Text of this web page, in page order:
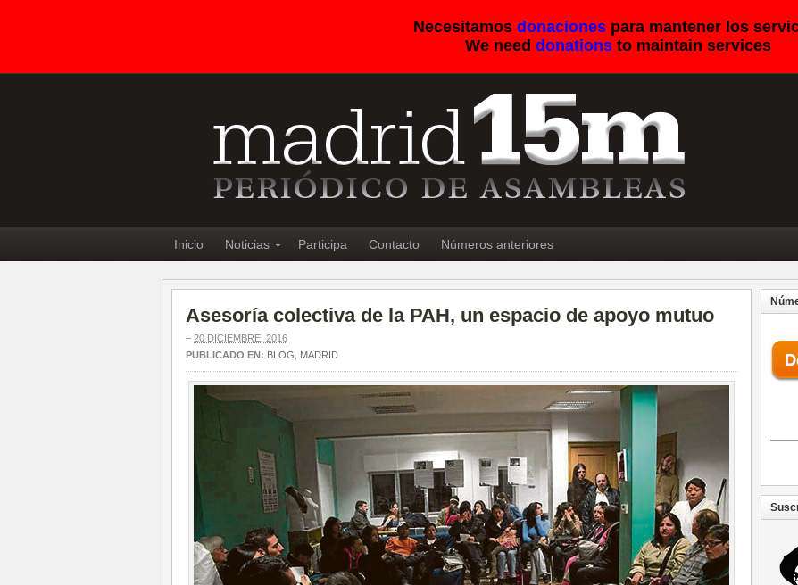
Necesitamos donacionespara mantener los
We need donationsto maintain services
Inicio Noticias Participa Contacto Números anteriores
Asesoría colectiva de la PAH, un espacio de apoyo mutuo
– 20 DICIEMBRE, 2016
PUBLICADO EN: BLOG MADRID